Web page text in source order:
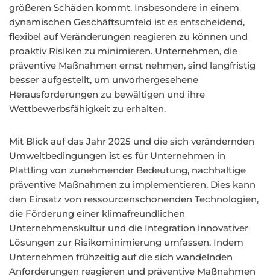
größeren Schäden kommt. Insbesondere in einem
dynamischen Geschäftsumfeld ist es entscheidend,
flexibel auf Veränderungen reagieren zu können und
proaktiv Risiken zu minimieren. Unternehmen, die
präventive Maßnahmen ernst nehmen, sind langfristig
besser aufgestellt, um unvorhergesehene
Herausforderungen zu bewältigen und ihre
Wettbewerbsfähigkeit zu erhalten.
Mit Blick auf das Jahr 2025 und die sich verändernden
Umweltbedingungen ist es für Unternehmen in
Plattling von zunehmender Bedeutung, nachhaltige
präventive Maßnahmen zu implementieren. Dies kann
den Einsatz von ressourcenschonenden Technologien,
die Förderung einer klimafreundlichen
Unternehmenskultur und die Integration innovativer
Lösungen zur Risikominimierung umfassen. Indem
Unternehmen frühzeitig auf die sich wandelnden
Anforderungen reagieren und präventive Maßnahmen